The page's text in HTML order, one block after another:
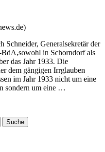
Schneider, Generalsekretär der
in Schorndorf als
das Jahr 1933. Die
dem gängigen Irrglauben
im Jahr 1933 nicht um eine
sondern um eine …